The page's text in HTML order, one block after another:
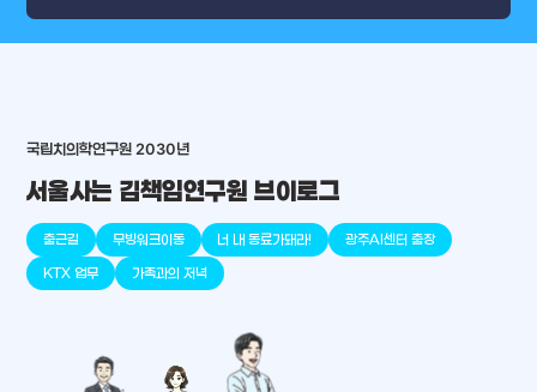
arrow_selector_tool
place
천안
place
세종
place
판교
place
오송
place
대덕
place
원주
국립치의학연구원 2030년
서울사는 김책임연구원 브이로그
출근길 무빙워크이동 너 내 동료가돼라! 광주AI센터 출장
KTX 업무 가족과의 저녁